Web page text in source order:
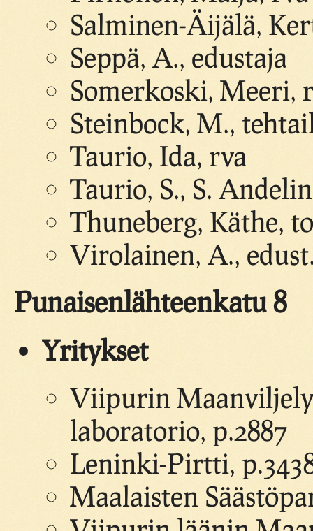
Salminen-Äijälä,
Seppä, A., edustaja
Somerkoski, Meeri,
Steinbock, M.,
Taurio, Ida, rva
Taurio, S., S.
Thuneberg, Käthe,
Virolainen, A.,
Punaisenlähteenkatu 8
Yritykset
Viipurin
laboratorio, p.2887
Leninki-Pirtti,
Maalaisten